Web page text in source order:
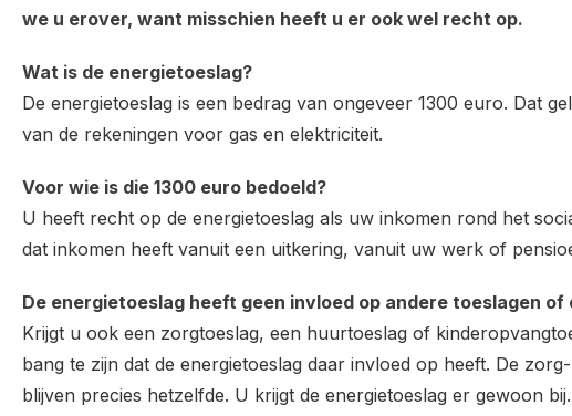
we u erover, want misschien heeft u er ook wel recht op.
Wat is de energietoeslag?
De energietoeslag is een bedrag van ongeveer 1300 euro. Dat
van de rekeningen voor gas en elektriciteit.
Voor wie is die 1300 euro bedoeld?
U heeft recht op de energietoeslag als uw inkomen rond het
dat inkomen heeft vanuit een uitkering, vanuit uw werk of
De energietoeslag heeft geen invloed op andere toeslagen of
Krijgt u ook een zorgtoeslag, een huurtoeslag of
bang te zijn dat de energietoeslag daar invloed op heeft. De
blijven precies hetzelfde. U krijgt de energietoeslag er gewoon bij.